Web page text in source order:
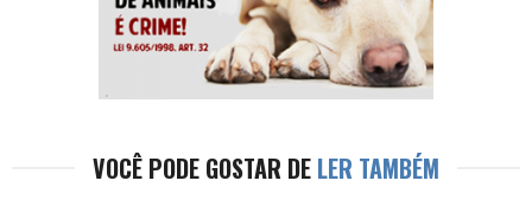
VOCÊ PODE GOSTAR DE LER TAMBÉM